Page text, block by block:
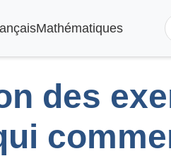
Mathématiques
des